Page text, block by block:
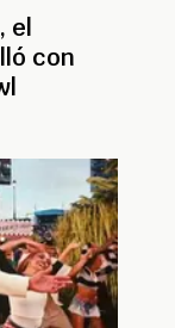
el
con